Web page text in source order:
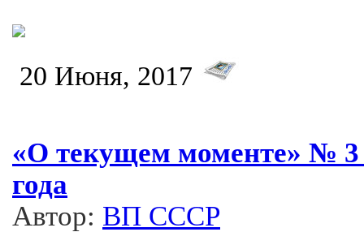
20 Июня, 2017
«О текущем моменте» № 3
года
Автор: ВП СССР